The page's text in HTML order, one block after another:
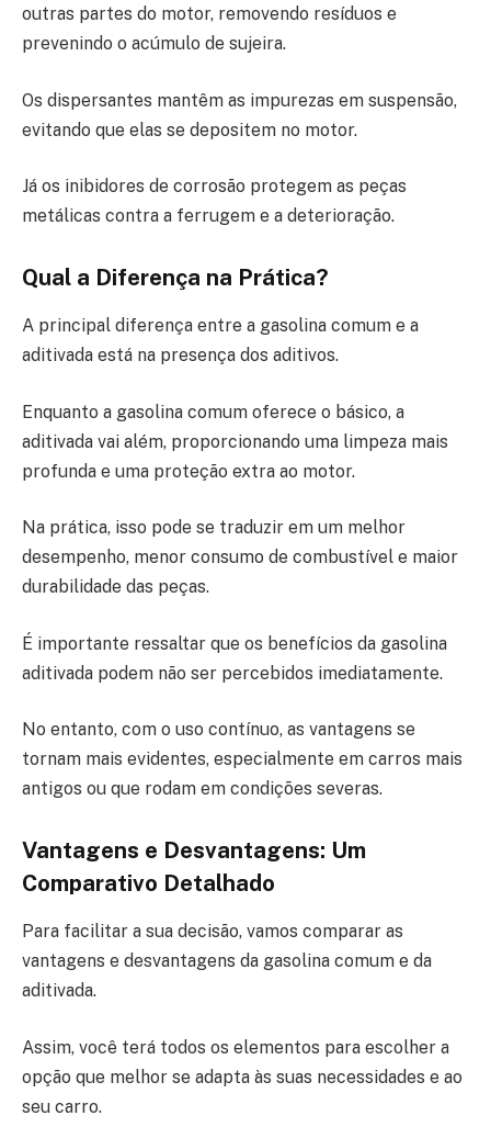
outras partes do motor, removendo resíduos e
prevenindo o acúmulo de sujeira.
Os dispersantes mantêm as impurezas em suspensão,
evitando que elas se depositem no motor.
Já os inibidores de corrosão protegem as peças
metálicas contra a ferrugem e a deterioração.
Qual a Diferença na Prática?
A principal diferença entre a gasolina comum e a
aditivada está na presença dos aditivos.
Enquanto a gasolina comum oferece o básico, a
aditivada vai além, proporcionando uma limpeza mais
profunda e uma proteção extra ao motor.
Na prática, isso pode se traduzir em um melhor
desempenho, menor consumo de combustível e maior
durabilidade das peças.
É importante ressaltar que os benefícios da gasolina
aditivada podem não ser percebidos imediatamente.
No entanto, com o uso contínuo, as vantagens se
tornam mais evidentes, especialmente em carros mais
antigos ou que rodam em condições severas.
Vantagens e Desvantagens: Um
Comparativo Detalhado
Para facilitar a sua decisão, vamos comparar as
vantagens e desvantagens da gasolina comum e da
aditivada.
Assim, você terá todos os elementos para escolher a
opção que melhor se adapta às suas necessidades e ao
seu carro.